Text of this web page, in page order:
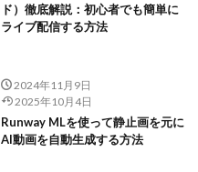
ド）徹底解説：初心者でも簡単に
ライブ配信する方法
2024年11月9日
2025年10月4日
Runway MLを使って静止画を元に
AI動画を自動生成する方法